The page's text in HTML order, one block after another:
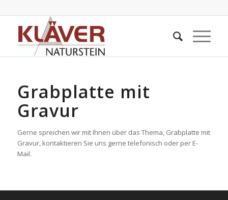
Grabplatte mit
Gravur
Gerne spreichen wir mit Ihnen über das Thema, Grabplatte mit
Gravur, kontaktieren Sie uns gerne telefonisch oder per E-
Mail.